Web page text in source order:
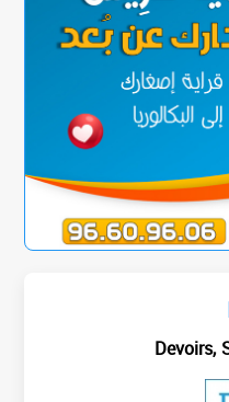
Devoirs,